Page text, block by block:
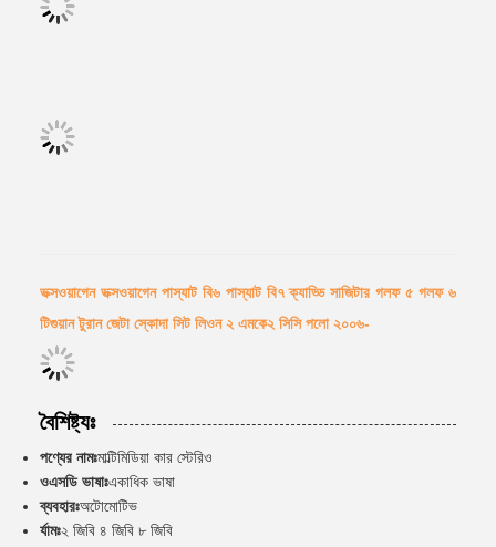
ভক্সওয়াগেন ভক্সওয়াগেন পাস্যাট বি৬ পাস্যাট বি৭ ক্যাড্ডি সাজিটার গলফ ৫ গলফ ৬
টিগুয়ান টুরান জেটা স্কোদা সিট লিওন ২ এমকে২ সিসি পলো ২০০৬-
বৈশিষ্ট্যঃ
পণ্যের নামঃমাল্টিমিডিয়া কার স্টেরিও
ওএসডি ভাষাঃএকাধিক ভাষা
ব্যবহারঃঅটোমোটিভ
র্যামঃ২ জিবি ৪ জিবি ৮ জিবি